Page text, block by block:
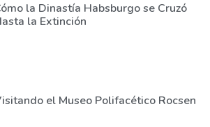
la Dinastía Habsburgo se Cruzó
la Extinción
el Museo Polifacético Rocsen